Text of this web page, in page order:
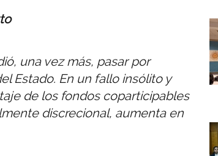
una vez más, pasar por
Estado. En un fallo insólito y
de los fondos coparticipables
discrecional, aumenta en